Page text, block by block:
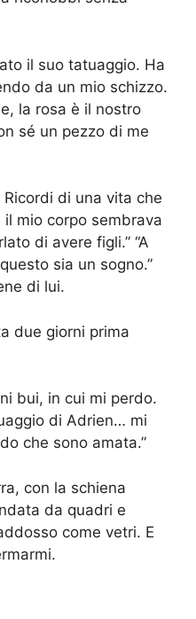
il suo tatuaggio. Ha
da un mio schizzo.
la rosa è il nostro
sé un pezzo di me
di una vita che
mio corpo sembrava
di avere figli.” “A
sia un sogno.”
di lui.
due giorni prima
bui, in cui mi perdo.
di Adrien… mi
che sono amata.”
con la schiena
da quadri e
come vetri. E